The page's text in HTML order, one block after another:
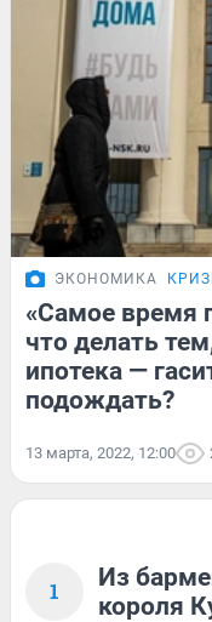
ЭКОНОМИКА
«Самое время
что делать
ипотека —
подождать?
13 марта, 2022, 12:00
1
Из
короля